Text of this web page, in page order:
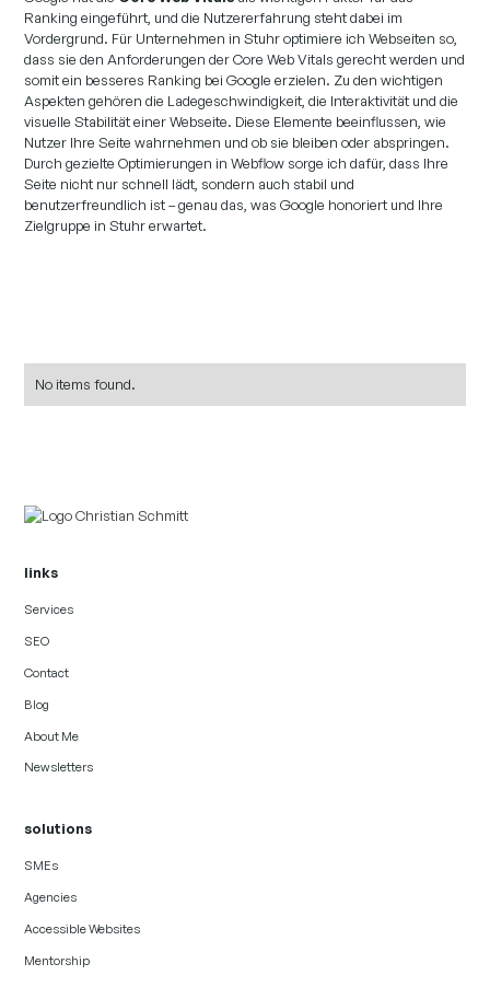
Ranking eingeführt, und die Nutzererfahrung steht dabei im
Vordergrund. Für Unternehmen in Stuhr optimiere ich Webseiten so,
dass sie den Anforderungen der Core Web Vitals gerecht werden und
somit ein besseres Ranking bei Google erzielen. Zu den wichtigen
Aspekten gehören die Ladegeschwindigkeit, die Interaktivität und die
visuelle Stabilität einer Webseite. Diese Elemente beeinflussen, wie
Nutzer Ihre Seite wahrnehmen und ob sie bleiben oder abspringen.
Durch gezielte Optimierungen in Webflow sorge ich dafür, dass Ihre
Seite nicht nur schnell lädt, sondern auch stabil und
benutzerfreundlich ist – genau das, was Google honoriert und Ihre
Zielgruppe in Stuhr erwartet.
No items found.
links
Services
SEO
Contact
Blog
About Me
Newsletters
solutions
SMEs
Agencies
Accessible Websites
Mentorship